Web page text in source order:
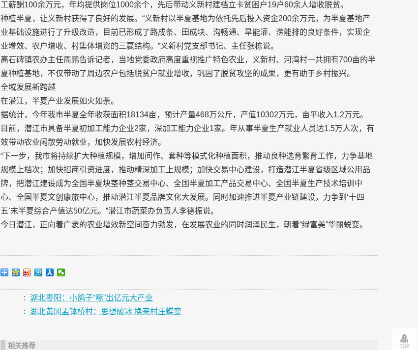
工薪酬100余万元，年均提供岗位1000余个，先后带动义新村建档立卡贫困户19户60余人增收脱贫。
种植半夏，让义新村获得了良好的发展。“义新村以半夏基地为依托先后投入资金200余万元，为半夏基地产
业基础设施进行了升级改造，目前已形成了路成条、田成块、沟畅通、旱能灌、涝能排的良好条件，实现企
业增效、农户增收、村集体增资的三赢结构。”义新村党支部书记、主任张栋说。
高石碑镇农办主任周鹏告诉记者，当地党委政府高度重视推广特色农业，义新村、河湾村一共拥有700亩的半
夏种植基地，不仅带动了周边农户包括脱贫户就业增收，巩固了脱贫攻坚的成果，更有助于乡村振兴。
全域发展新跨越
在潜江，半夏产业发展如火如荼。
据统计，今年我市半夏全年收获面积18134亩，预计产量468万公斤，产值10302万元，亩平收入1.2万元。
目前，潜江市具备半夏初加工能力企业2家，深加工能力企业1家。年从事半夏生产就业人员达1.5万人次，有
效带动农业闲散劳动就业，加快发展农村经济。
“下一步，我市将持续扩大种植规模，增加间作、套种等模式化种植面积，推动良种选育繁育工作，力争基地
规模上档次；加快招商引资进度，推动精深加工上规模；加快交易中心建设，打造潜江半夏省级区域公用品
牌，把潜江建设成为全国半夏块茎种茎交易中心、全国半夏加工产品交易中心、全国半夏生产技术培训中
心、全国半夏文创康旅中心，推动潜江半夏品牌文化大发展。同时加速推进半夏产业链建设，力争到‘十四
五’末半夏综合产值达50亿元。”潜江市蔬菜办负责人李德振说。
今日潜江，正向着广袤的农业增效新空间奋力勃发，在发展农业的同时润泽民生，朝着“绿富美”华丽蜕变。
:
湖北枣阳：小鸽子“啄”出亿元大产业
:
湖北黄冈盂钵桥村：思想破冰 换来村庄蝶变
相关推荐